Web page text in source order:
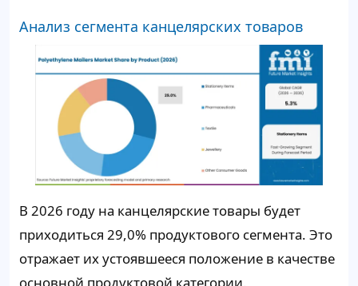
Анализ сегмента канцелярских товаров
В 2026 году на канцелярские товары будет
приходиться 29,0% продуктового сегмента. Это
отражает их устоявшееся положение в качестве